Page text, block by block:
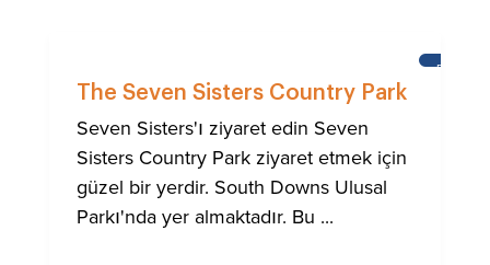
The Seven Sisters Country Park
Seven Sisters'ı ziyaret edin Seven
Sisters Country Park ziyaret etmek için
güzel bir yerdir. South Downs Ulusal
Parkı'nda yer almaktadır. Bu ...